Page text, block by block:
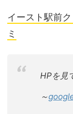
イースト駅前
ミ
HPを見
～